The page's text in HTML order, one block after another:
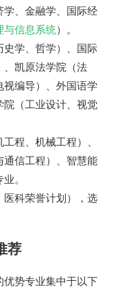
、金融学、国际经
与信息系统）。
史学、哲学）、国际
凯原法学院（法
编导）、外国语学
（工业设计、视觉
程、机械工程）、
信工程）、智慧能
。
科荣誉计划），选
荐
势专业集中于以下